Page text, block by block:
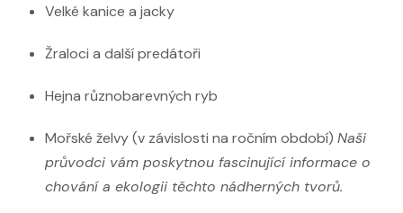
Velké kanice a jacky
Žraloci a další predátoři
Hejna různobarevných ryb
Mořské želvy (v závislosti na ročním období) Naši
průvodci vám poskytnou fascinující informace o
chování a ekologii těchto nádherných tvorů.